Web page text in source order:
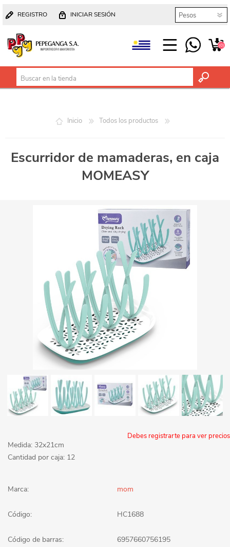
REGISTRO INICIAR SESIÓN
(0)
Inicio Todos los productos
Escurridor de mamaderas, en caja
MOMEASY
Debes registrarte para ver precios
Medida: 32x21cm
Cantidad por caja: 12
Marca: mom
Código: HC1688
Código de barras: 6957660756195